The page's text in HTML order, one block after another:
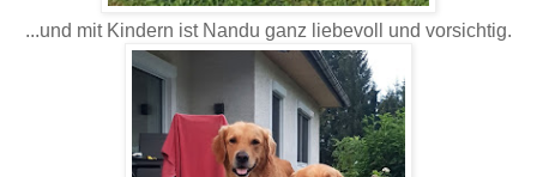
...und mit Kindern ist Nandu ganz liebevoll und vorsichtig.